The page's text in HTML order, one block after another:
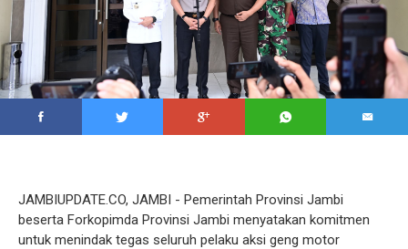
JAMBIUPDATE.CO, JAMBI - Pemerintah Provinsi Jambi
beserta Forkopimda Provinsi Jambi menyatakan komitmen
untuk menindak tegas seluruh pelaku aksi geng motor